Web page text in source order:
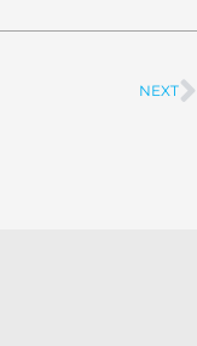
NEXT